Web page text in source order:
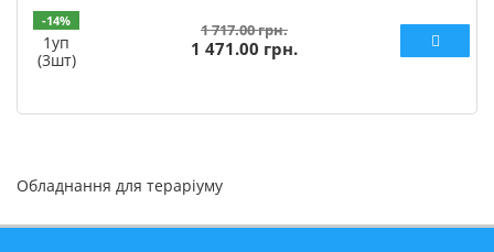
-14%
1уп
(3шт)
1 717.00 грн.
1 471.00 грн.
Обладнання для тераріуму